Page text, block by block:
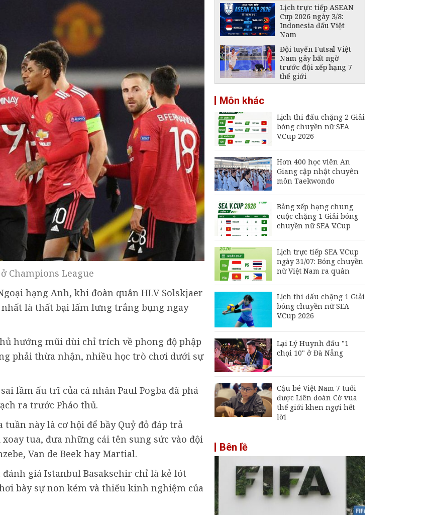
Champions League
hạng Anh, khi đoàn quân HLV Solskjaer
là thất bại lấm lưng trắng bụng ngay
hướng mũi dùi chỉ trích về phong độ phập
phải thừa nhận, nhiều học trò chơi dưới sự
lầm ấu trĩ của cá nhân Paul Pogba đã phá
ra trước Pháo thủ.
này là cơ hội để bầy Quỷ đỏ đáp trả
tua, đưa những cái tên sung sức vào đội
Van de Beek hay Martial.
giá Istanbul Basaksehir chỉ là kẻ lót
bày sự non kém và thiếu kinh nghiệm của
Lịch trực tiếp ASEAN
Cup 2026 ngày 3/8:
Indonesia đấu Việt
Nam
Đội tuyển Futsal Việt
Nam gây bất ngờ
trước đội xếp hạng 7
thế giới
dẫn đầu bảng A
Bảng xếp hạng chung
cuộc chặng 1 Giải
V.Cup
Lịch thi đấu chặng 2
Giải bóng chuyền nữ
Lịch trực tiếp ASEAN
Cup 2026: Việt Nam
gặp Campuchia,
Indonesia
ASEAN Cup 2026:
Tuyển Việt Nam
với thành tích nhất
bảng
Môn khác
Lịch thi đấu chặng 2 Giải
bóng chuyền nữ SEA
V.Cup 2026
Hơn 400 học viên An
Giang cập nhật chuyên
môn Taekwondo
Bảng xếp hạng chung
cuộc chặng 1 Giải bóng
chuyền nữ SEA V.Cup
Lịch trực tiếp SEA V.Cup
ngày 31/07: Bóng chuyền
nữ Việt Nam ra quân
Lịch thi đấu chặng 1 Giải
bóng chuyền nữ SEA
V.Cup 2026
Lại Lý Huynh đấu "1
chọi 10" ở Đà Nẵng
Cậu bé Việt Nam 7 tuổi
được Liên đoàn Cờ vua
thế giới khen ngợi hết
lời
Bên lề